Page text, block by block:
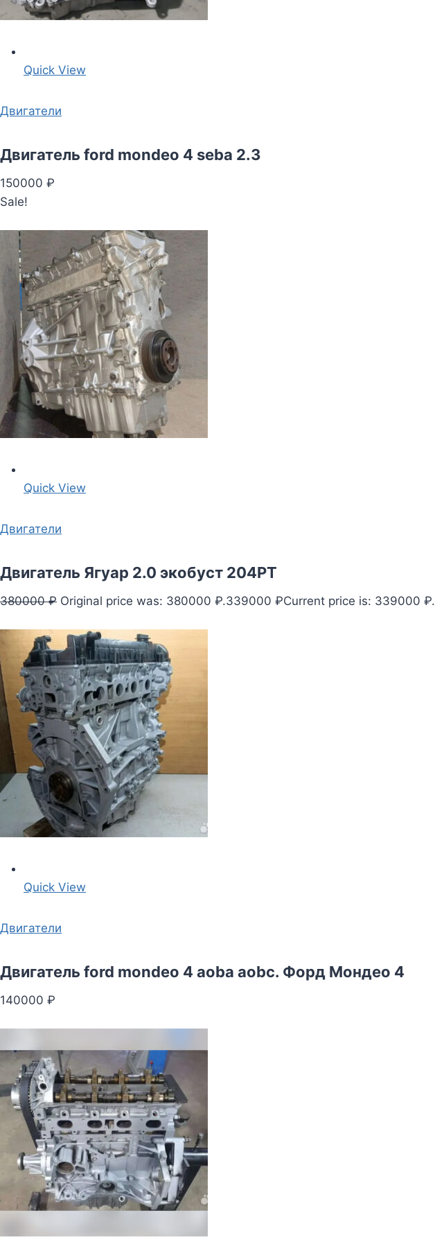
Quick View
Двигатели
Двигатель ford mondeo 4 seba 2.3
150000 ₽
Sale!
Quick View
Двигатели
Двигатель Ягуар 2.0 экобуст 204PT
380000 ₽ Original price was: 380000 ₽.339000 ₽Current price is: 339000 ₽.
Quick View
Двигатели
Двигатель ford mondeo 4 aoba aobc. Форд Мондео 4
140000 ₽